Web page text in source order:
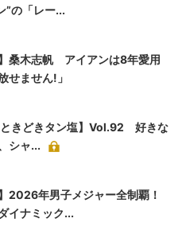
の「レー...
】桑木志帆 アイアンは8年愛用
せません!」
ときどきタン塩】Vol.92 好きな
シャ...
2026年男子メジャー全制覇！
イナミック...